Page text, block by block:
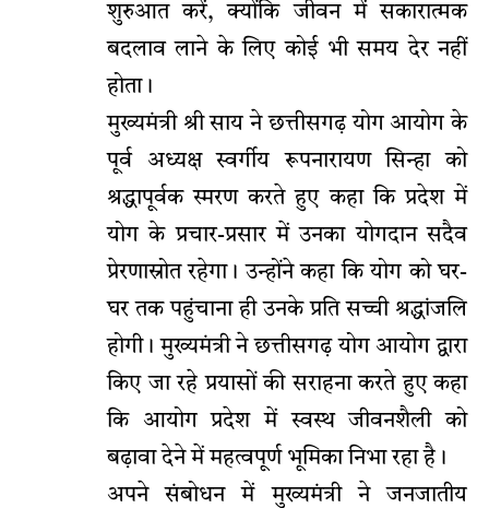
शुरुआत करें, क्योंकि जीवन में सकारात्मक
बदलाव लाने के लिए कोई भी समय देर नहीं
होता।
मुख्यमंत्री श्री साय ने छत्तीसगढ़ योग आयोग के
पूर्व अध्यक्ष स्वर्गीय रूपनारायण सिन्हा को
श्रद्धापूर्वक स्मरण करते हुए कहा कि प्रदेश में
योग के प्रचार-प्रसार में उनका योगदान सदैव
प्रेरणास्रोत रहेगा। उन्होंने कहा कि योग को घर-
घर तक पहुंचाना ही उनके प्रति सच्ची श्रद्धांजलि
होगी। मुख्यमंत्री ने छत्तीसगढ़ योग आयोग द्वारा
किए जा रहे प्रयासों की सराहना करते हुए कहा
कि आयोग प्रदेश में स्वस्थ जीवनशैली को
बढ़ावा देने में महत्वपूर्ण भूमिका निभा रहा है।
अपने संबोधन में मुख्यमंत्री ने जनजातीय